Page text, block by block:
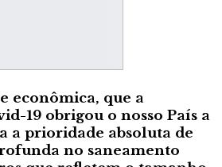
econômica, que a
19 obrigou o nosso País a
a prioridade absoluta de
no saneamento